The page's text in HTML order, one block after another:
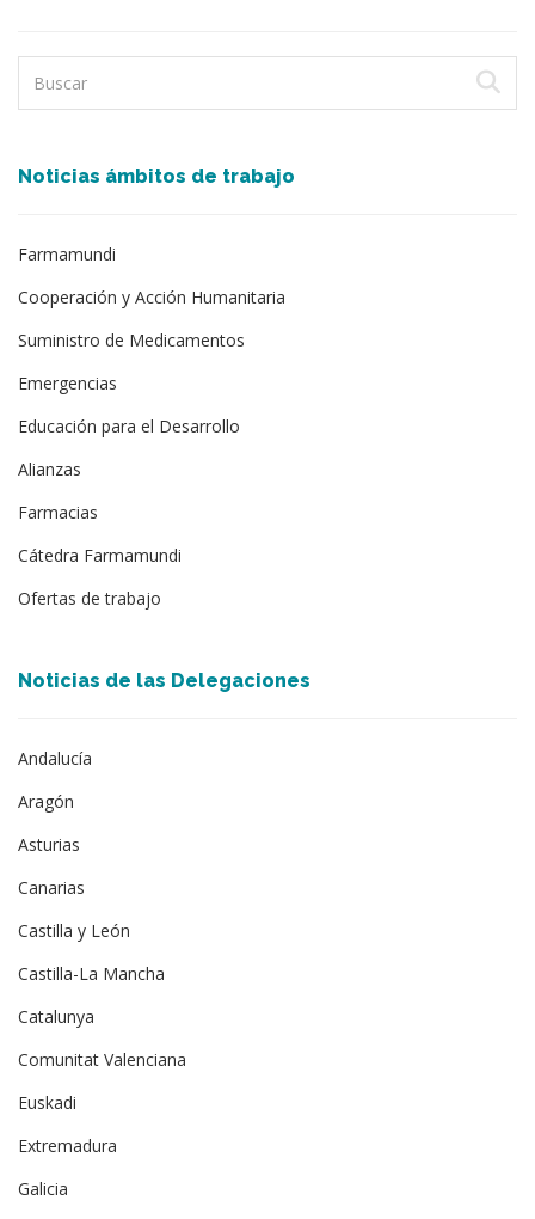
Noticias ámbitos de trabajo
Farmamundi
Cooperación y Acción Humanitaria
Suministro de Medicamentos
Emergencias
Educación para el Desarrollo
Alianzas
Farmacias
Cátedra Farmamundi
Ofertas de trabajo
Noticias de las Delegaciones
Andalucía
Aragón
Asturias
Canarias
Castilla y León
Castilla-La Mancha
Catalunya
Comunitat Valenciana
Euskadi
Extremadura
Galicia